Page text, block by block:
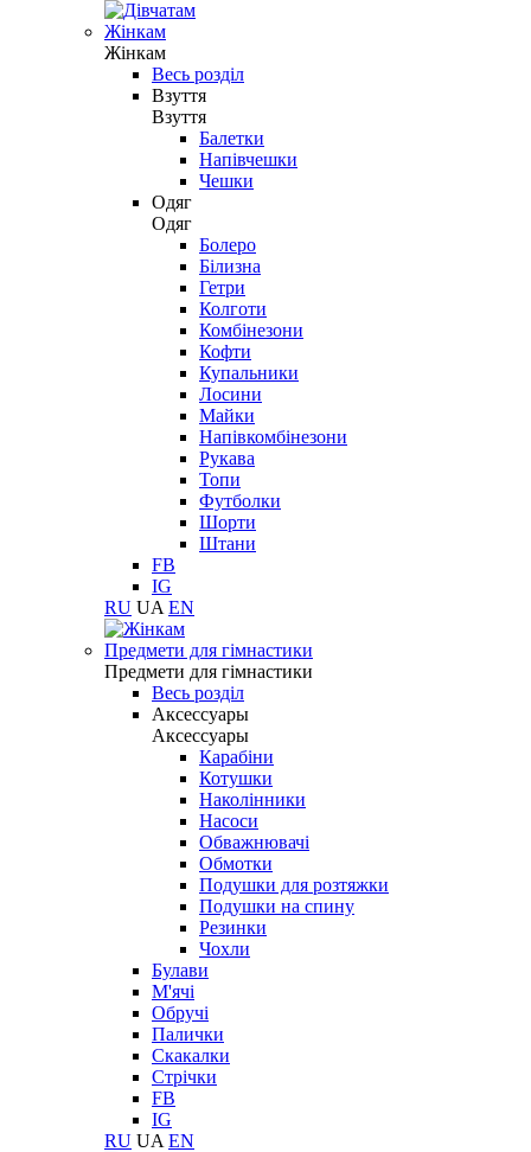
Жінкам
Жінкам
Весь розділ
Взуття
Взуття
Балетки
Напівчешки
Чешки
Одяг
Одяг
Болеро
Білизна
Гетри
Колготи
Комбінезони
Кофти
Купальники
Лосини
Майки
Напівкомбінезони
Рукава
Топи
Футболки
Шорти
Штани
FB
IG
RU UA EN
Предмети для гімнастики
Предмети для гімнастики
Весь розділ
Аксессуары
Аксессуары
Карабіни
Котушки
Наколінники
Насоси
Обважнювачі
Обмотки
Подушки для розтяжки
Подушки на спину
Резинки
Чохли
Булави
М'ячі
Обручі
Палички
Скакалки
Стрічки
FB
IG
RU UA EN